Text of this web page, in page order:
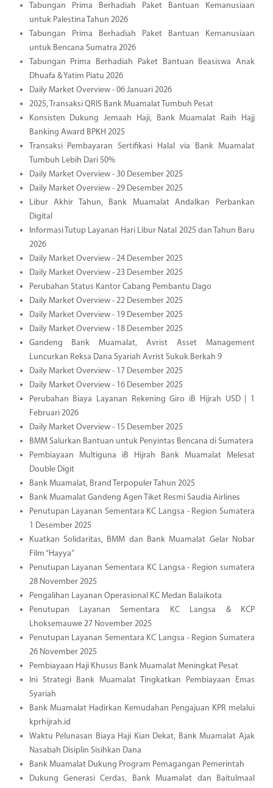
Tabungan Prima Berhadiah Paket Bantuan Kemanusiaan
untuk Palestina Tahun 2026
Tabungan Prima Berhadiah Paket Bantuan Kemanusiaan
untuk Bencana Sumatra 2026
Tabungan Prima Berhadiah Paket Bantuan Beasiswa Anak
Dhuafa & Yatim Piatu 2026
Daily Market Overview - 06 Januari 2026
2025, Transaksi QRIS Bank Muamalat Tumbuh Pesat
Konsisten Dukung Jemaah Haji, Bank Muamalat Raih Hajj
Banking Award BPKH 2025
Transaksi Pembayaran Sertifikasi Halal via Bank Muamalat
Tumbuh Lebih Dari 50%
Daily Market Overview - 30 Desember 2025
Daily Market Overview - 29 Desember 2025
Libur Akhir Tahun, Bank Muamalat Andalkan Perbankan
Digital
Informasi Tutup Layanan Hari Libur Natal 2025 dan Tahun Baru
2026
Daily Market Overview - 24 Desember 2025
Daily Market Overview - 23 Desember 2025
Perubahan Status Kantor Cabang Pembantu Dago
Daily Market Overview - 22 Desember 2025
Daily Market Overview - 19 Desember 2025
Daily Market Overview - 18 Desember 2025
Gandeng Bank Muamalat, Avrist Asset Management
Luncurkan Reksa Dana Syariah Avrist Sukuk Berkah 9
Daily Market Overview - 17 Desember 2025
Daily Market Overview - 16 Desember 2025
Perubahan Biaya Layanan Rekening Giro iB Hijrah USD | 1
Februari 2026
Daily Market Overview - 15 Desember 2025
BMM Salurkan Bantuan untuk Penyintas Bencana di Sumatera
Pembiayaan Multiguna iB Hijrah Bank Muamalat Melesat
Double Digit
Bank Muamalat, Brand Terpopuler Tahun 2025
Bank Muamalat Gandeng Agen Tiket Resmi Saudia Airlines
Penutupan Layanan Sementara KC Langsa - Region Sumatera
1 Desember 2025
Kuatkan Solidaritas, BMM dan Bank Muamalat Gelar Nobar
Film “Hayya”
Penutupan Layanan Sementara KC Langsa - Region sumatera
28 November 2025
Pengalihan Layanan Operasional KC Medan Balaikota
Penutupan Layanan Sementara KC Langsa & KCP
Lhoksemauwe 27 November 2025
Penutupan Layanan Sementara KC Langsa - Region Sumatera
26 November 2025
Pembiayaan Haji Khusus Bank Muamalat Meningkat Pesat
Ini Strategi Bank Muamalat Tingkatkan Pembiayaan Emas
Syariah
Bank Muamalat Hadirkan Kemudahan Pengajuan KPR melalui
kprhijrah.id
Waktu Pelunasan Biaya Haji Kian Dekat, Bank Muamalat Ajak
Nasabah Disiplin Sisihkan Dana
Bank Muamalat Dukung Program Pemagangan Pemerintah
Dukung Generasi Cerdas, Bank Muamalat dan Baitulmaal